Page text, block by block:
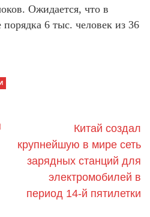
Ожидается, что в
6 тыс. человек из 36
Китай создал
крупнейшую в мире сеть
зарядных станций для
электромобилей в
период 14-й пятилетки